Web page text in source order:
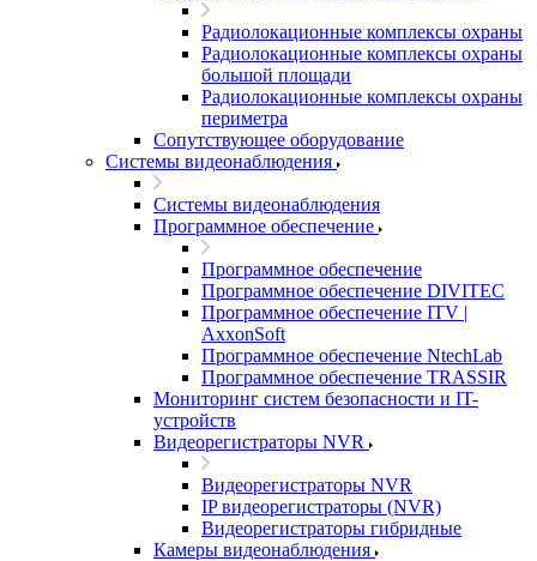
Радиолокационные комплексы охраны
Радиолокационные комплексы охраны
большой площади
Радиолокационные комплексы охраны
периметра
Сопутствующее оборудование
Системы видеонаблюдения
Системы видеонаблюдения
Программное обеспечение
Программное обеспечение
Программное обеспечение DIVITEC
Программное обеспечение ITV |
AxxonSoft
Программное обеспечение NtechLab
Программное обеспечение TRASSIR
Мониторинг систем безопасности и IT-
устройств
Видеорегистраторы NVR
Видеорегистраторы NVR
IP видеорегистраторы (NVR)
Видеорегистраторы гибридные
Камеры видеонаблюдения